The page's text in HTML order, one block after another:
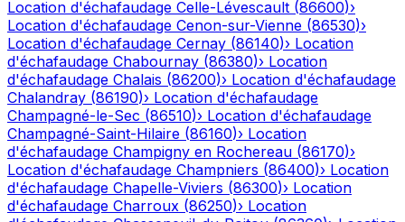
Location d'échafaudage Celle-Lévescault (86600)›
Location d'échafaudage Cenon-sur-Vienne (86530)›
Location d'échafaudage Cernay (86140)› Location
d'échafaudage Chabournay (86380)› Location
d'échafaudage Chalais (86200)› Location d'échafaudage
Chalandray (86190)› Location d'échafaudage
Champagné-le-Sec (86510)› Location d'échafaudage
Champagné-Saint-Hilaire (86160)› Location
d'échafaudage Champigny en Rochereau (86170)›
Location d'échafaudage Champniers (86400)› Location
d'échafaudage Chapelle-Viviers (86300)› Location
d'échafaudage Charroux (86250)› Location